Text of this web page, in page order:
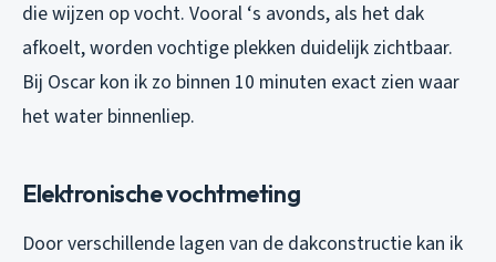
die wijzen op vocht. Vooral ‘s avonds, als het dak
afkoelt, worden vochtige plekken duidelijk zichtbaar.
Bij Oscar kon ik zo binnen 10 minuten exact zien waar
het water binnenliep.
Elektronische vochtmeting
Door verschillende lagen van de dakconstructie kan ik